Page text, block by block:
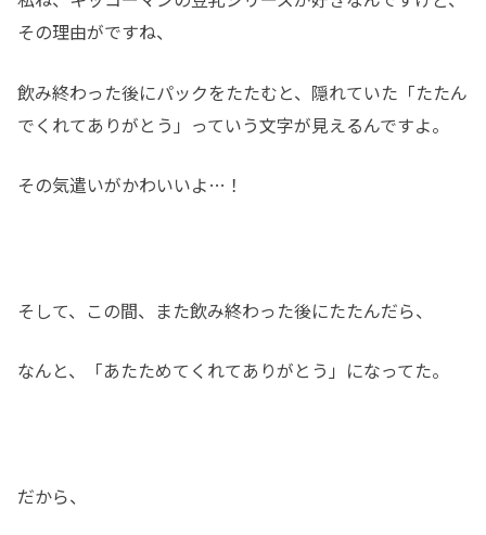
その理由がですね、
飲み終わった後にパックをたたむと、隠れていた「たたん
でくれてありがとう」っていう文字が見えるんですよ。
その気遣いがかわいいよ…！
そして、この間、また飲み終わった後にたたんだら、
なんと、「あたためてくれてありがとう」になってた。
だから、